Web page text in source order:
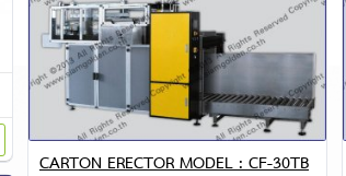
CARTON ERECTOR MODEL : CF-30TB